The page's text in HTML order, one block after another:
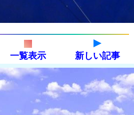
一覧表示 新しい記事